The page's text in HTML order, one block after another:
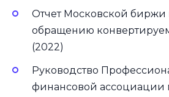
Отчет Московской
обращению
(2022)
Руководство
финансовой ассоциации